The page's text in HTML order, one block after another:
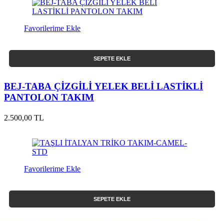
Favorilerime Ekle
SEPETE EKLE
BEJ-TABA ÇİZGİLİ YELEK BELİ LASTİKLİ
PANTOLON TAKIM
2.500,00 TL
Favorilerime Ekle
SEPETE EKLE